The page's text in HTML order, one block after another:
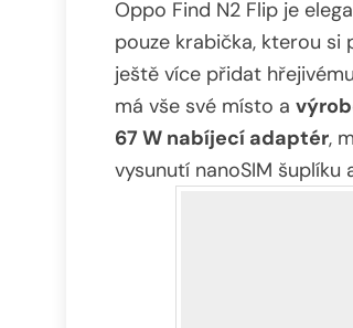
Oppo Find N2 Flip je
pouze krabička, kterou si
ještě více přidat
má vše své místo a
67 W nabíjecí adaptér,
vysunutí nanoSIM šuplíku